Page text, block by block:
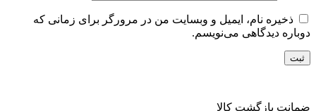
ذخیره نام، ایمیل و وبسایت من در مرورگر برای زمانی که
دوباره دیدگاهی می‌نویسم.
ضمانت بازگشت کالا